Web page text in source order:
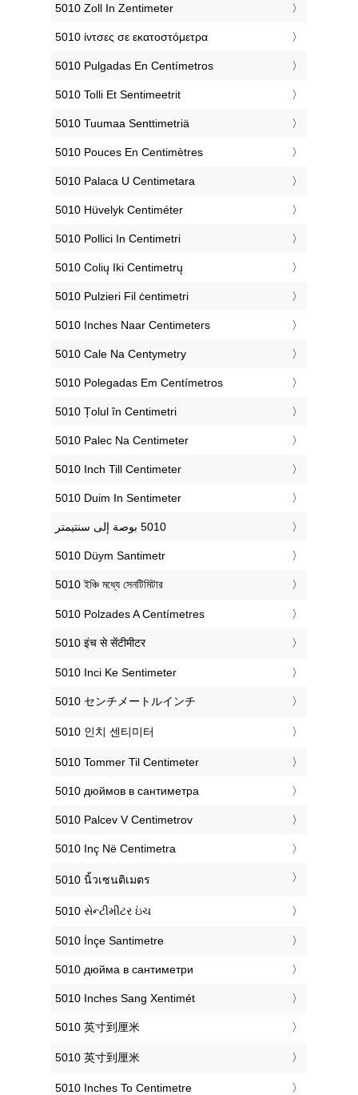
‎5010 Zoll In Zentimeter
‎5010 ίντσες σε εκατοστόμετρα
‎5010 Pulgadas En Centímetros
‎5010 Tolli Et Sentimeetrit
‎5010 Tuumaa Senttimetriä
‎5010 Pouces En Centimètres
‎5010 Palaca U Centimetara
‎5010 Hüvelyk Centiméter
‎5010 Pollici In Centimetri
‎5010 Colių Iki Centimetrų
‎5010 Pulzieri Fil ċentimetri
‎5010 Inches Naar Centimeters
‎5010 Cale Na Centymetry
‎5010 Polegadas Em Centímetros
‎5010 Țolul în Centimetri
‎5010 Palec Na Centimeter
‎5010 Inch Till Centimeter
‎5010 Duim In Sentimeter
‎5010 Düym Santimetr
‎5010 ইঞ্চি মধ্যে সেনটিমিটার
‎5010 Polzades A Centímetres
‎5010 इंच से सेंटीमीटर
‎5010 Inci Ke Sentimeter
‎5010 センチメートルインチ
‎5010 인치 센티미터
‎5010 Tommer Til Centimeter
‎5010 дюймов в сантиметра
‎5010 Palcev V Centimetrov
‎5010 Inç Në Centimetra
‎5010 นิ้วเซนติเมตร
‎5010 સેન્ટીમીટર ઇંચ
‎5010 İnçe Santimetre
‎5010 дюйма в сантиметри
‎5010 Inches Sang Xentimét
‎5010 英寸到厘米
‎5010 英寸到厘米
‎5010 Inches To Centimetre